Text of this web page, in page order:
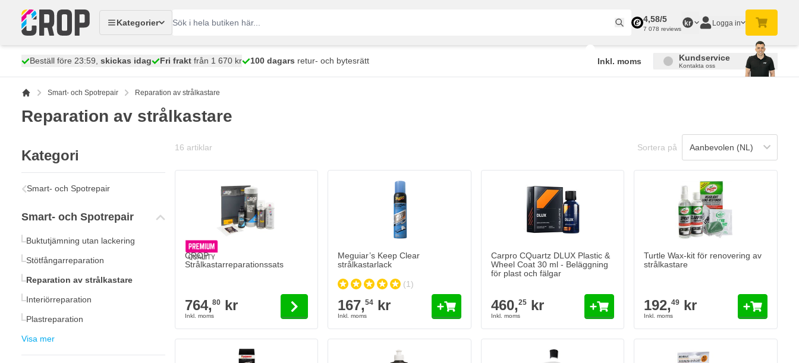
Kategorier
4,58/5
7 078 reviews
kr Logga in
Beställ före 23:59, skickas idag Fri frakt från 1 670 kr 100 dagars retur- och bytesrätt Inkl. moms Kundservice
Kontakta oss
Smart- och Spotrepair Reparation av strålkastare
Reparation av strålkastare
Kategori
Smart- och Spotrepair
Smart- och Spotrepair
Buktutjämning utan lackering
Stötfångarreparation
Reparation av strålkastare
Interiörreparation
Plastreparation
Visa mer
16 artiklar Sortera på
CROP
Strålkastarreparationssats
The price depends on the options chosen on the product page
764,80kr
Meguiar’s Keep Clear
strålkastarlack
(1)
167,54 kr
Carpro CQuartz DLUX Plastic &
Wheel Coat 30 ml - Beläggning
för plast och fälgar
460,25kr
Turtle Wax-kit för renovering av
strålkastare
192,49 kr